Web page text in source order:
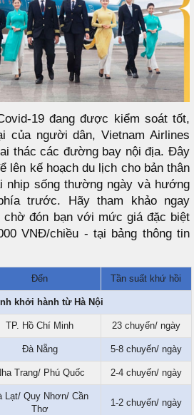
19 đang được kiểm soát tốt,
của người dân, Vietnam Airlines
thác các đường bay nội địa. Đây
lên kế hoạch du lịch cho bản thân
nhịp sống thường ngày và hướng
trước. Hãy tham khảo ngay
chờ đón bạn với mức giá đặc biệt
VNĐ/chiều - tại bảng thông tin
Đến Tần suất khứ hồi
khởi hành từ Hà Nội
TP. Hồ Chí Minh 23 chuyến/ ngày
Đà Nẵng 5-8 chuyến/ ngày
Trang/ Phú Quốc 2-4 chuyến/ ngày
Lạt/ Quy Nhơn/ Cần
Thơ
1-2 chuyến/ ngày